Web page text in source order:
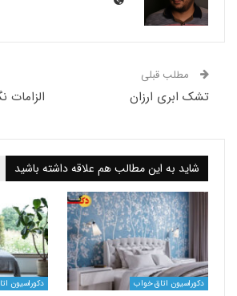
قبلی
ارزان
الزامات نگهداری و
به این مطالب هم علاقه داشته باشید
اتاق خواب دکوراسیون اتاق خواب